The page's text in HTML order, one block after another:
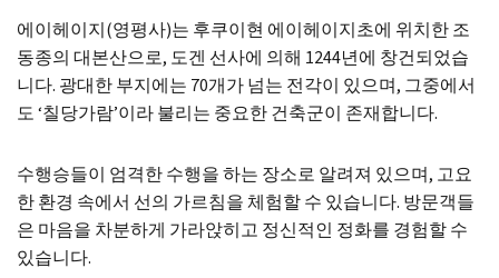
에이헤이지(영평사)는 후쿠이현 에이헤이지초에 위치한 조
동종의 대본산으로, 도겐 선사에 의해 1244년에 창건되었습
니다. 광대한 부지에는 70개가 넘는 전각이 있으며, 그중에서
도 ‘칠당가람’이라 불리는 중요한 건축군이 존재합니다.
수행승들이 엄격한 수행을 하는 장소로 알려져 있으며, 고요
한 환경 속에서 선의 가르침을 체험할 수 있습니다. 방문객들
은 마음을 차분하게 가라앉히고 정신적인 정화를 경험할 수
있습니다.